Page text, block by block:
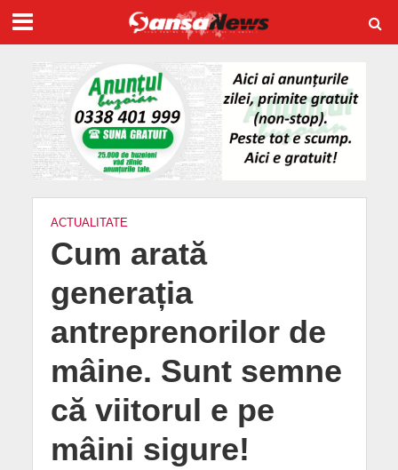
ACTUALITATE
Cum arată
generația
antreprenorilor de
mâine. Sunt semne
că viitorul e pe
mâini sigure!